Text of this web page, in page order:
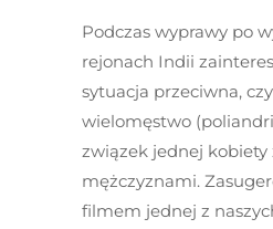
Podczas wyprawy po
rejonach Indii
sytuacja przeciwna,
wielomęstwo
związek jednej kobiety
mężczyznami.
filmem jednej z